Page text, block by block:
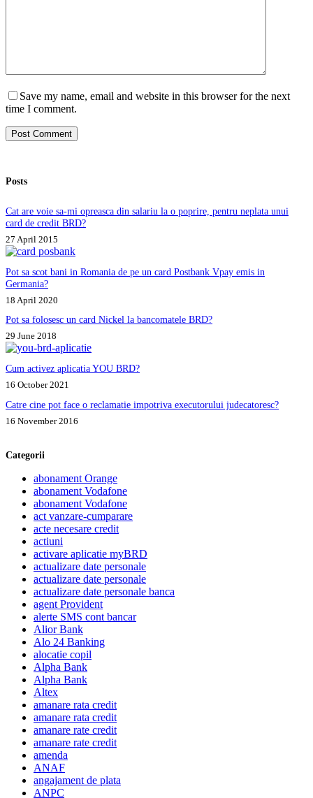
Save my name, email and website in this browser for the next
time I comment.
Post Comment
Posts
Cat are voie sa-mi opreasca din salariu la o poprire, pentru neplata unui
card de credit BRD?
27 April 2015
Pot sa scot bani in Romania de pe un card Postbank Vpay emis in
Germania?
18 April 2020
Pot sa folosesc un card Nickel la bancomatele BRD?
29 June 2018
Cum activez aplicatia YOU BRD?
16 October 2021
Catre cine pot face o reclamatie impotriva executorului judecatoresc?
16 November 2016
Categorii
abonament Orange
abonament Vodafone
abonament Vodafone
act vanzare-cumparare
acte necesare credit
actiuni
activare aplicatie myBRD
actualizare date personale
actualizare date personale
actualizare date personale banca
agent Provident
alerte SMS cont bancar
Alior Bank
Alo 24 Banking
alocatie copil
Alpha Bank
Alpha Bank
Altex
amanare rata credit
amanare rata credit
amanare rate credit
amanare rate credit
amenda
ANAF
angajament de plata
ANPC